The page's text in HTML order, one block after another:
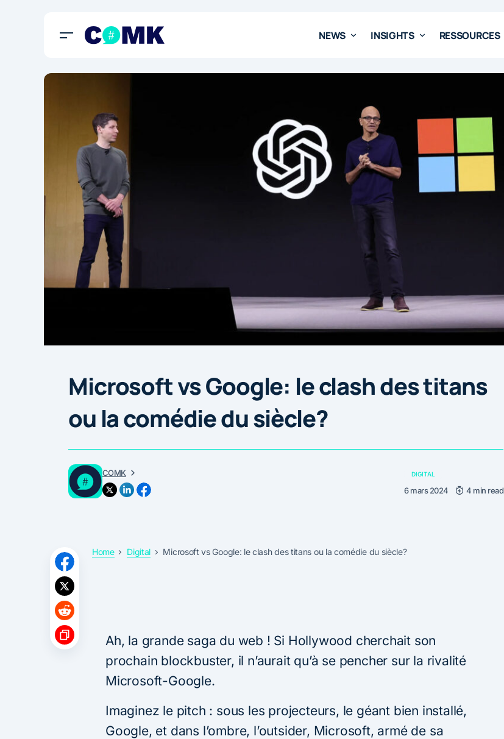
NEWS INSIGHTS RESSOURCES
Microsoft vs Google: le clash des titans
ou la comédie du siècle?
COMK DIGITAL
6 mars 2024 4 min read
Home Digital Microsoft vs Google: le clash des titans ou la comédie du siècle?
Ah, la grande saga du web ! Si Hollywood cherchait son
prochain blockbuster, il n’aurait qu’à se pencher sur la rivalité
Microsoft-Google.
Imaginez le pitch : sous les projecteurs, le géant bien installé,
Google, et dans l’ombre, l’outsider, Microsoft, armé de sa